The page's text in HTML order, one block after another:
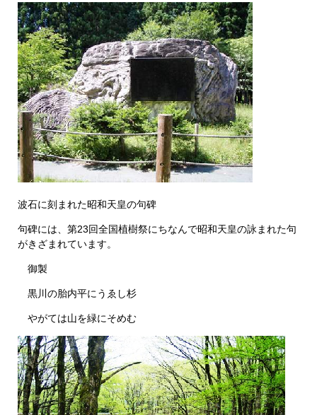
波石に刻まれた昭和天皇の句碑
句碑には、第23回全国植樹祭にちなんで昭和天皇の詠まれた句
がきざまれています。
御製
黒川の胎内平にうゑし杉
やがては山を緑にそめむ